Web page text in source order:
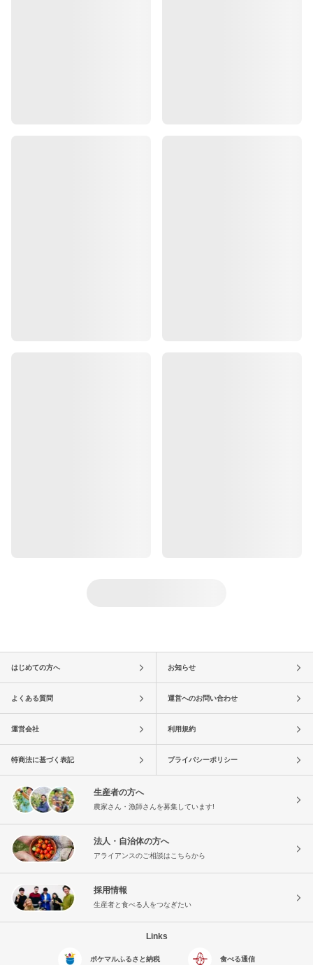
はじめての方へ お知らせ
よくある質問 運営へのお問い合わせ
運営会社 利用規約
特商法に基づく表記 プライバシーポリシー
生産者の方へ
農家さん・漁師さんを募集しています!
法人・自治体の方へ
アライアンスのご相談はこちらから
採用情報
生産者と食べる人をつなぎたい
Links
ポケマルふるさと納税 食べる通信